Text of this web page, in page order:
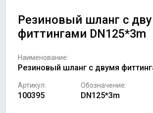
Резиновый шланг с
фиттингами DN125*3m
Наименование:
Резиновый шланг с двумя
Артикул:
100395
Обозначение:
DN125*3m